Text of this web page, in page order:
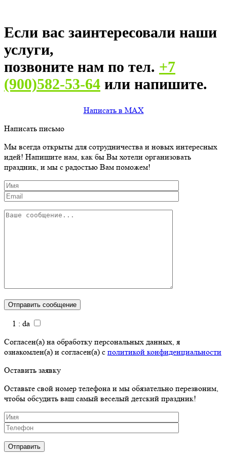
Если вас заинтересовали наши
услуги,
позвоните нам по тел. +7
(900)582-53-64 или напишите.
Написать в MAX
Написать письмо
Мы всегда открыты для сотрудничества и новых интересных
идей! Напишите нам, как бы Вы хотели организовать
праздник, и мы с радостью Вам поможем!
1 : da
Согласен(а) на обработку персональных данных, я
ознакомлен(а) и согласен(а) с политикой конфиденциальности
Оставить заявку
Оставьте свой номер телефона и мы обязательно перезвоним,
чтобы обсудить ваш самый веселый детский праздник!